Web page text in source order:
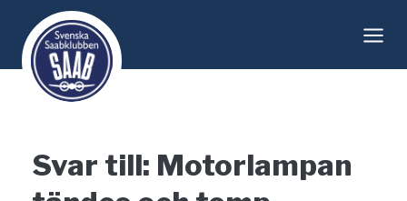
content
Svar till: Motorlampan